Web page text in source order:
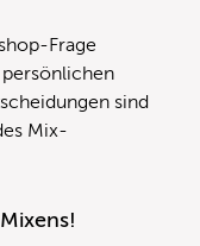
Frage
sind
Mix-